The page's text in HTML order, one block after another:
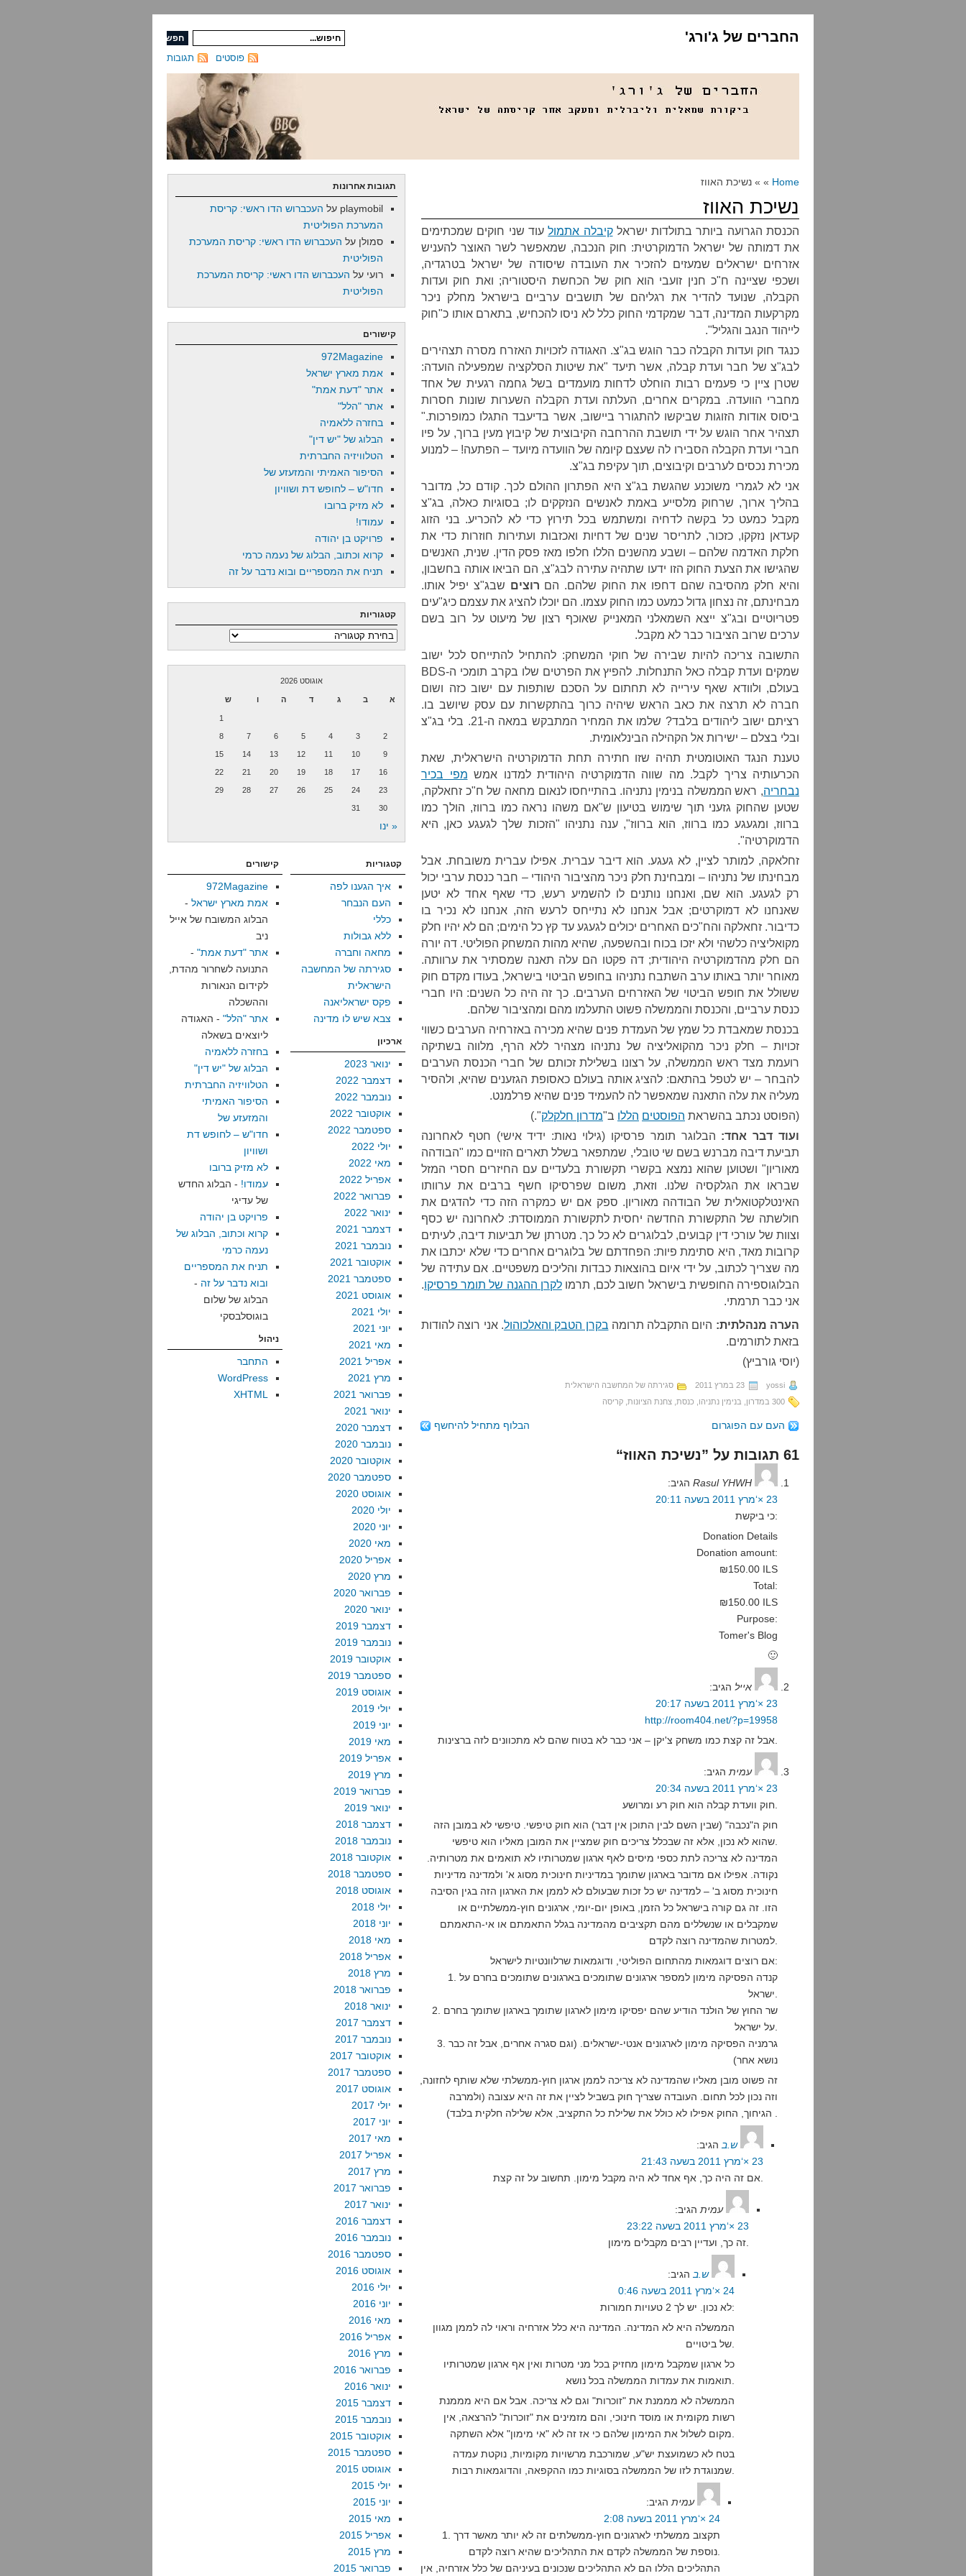
החברים של ג'ורג'
תגובות פוסטים
Home » » נשיכת האווז
נשיכת האווז
הכנסת הגרועה ביותר בתולדות ישראלקיבלה אתמולעוד שני חוקים שמכתימים
את דמותה של ישראל הדמוקרטית: חוק הנכבה, שמאפשר לשר האוצר להעניש
אזרחים ישראלים שמעזים להזכיר את העובדה שיסודה של ישראל בטרגדיה,
ושכפי שציינה ח"כ חנין זועבי הוא חוק של הכחשת היסטוריה; ואת חוק ועדות
הקבלה, שנועד להדיר את רגליהם של תושבים ערביים בישראל מחלק ניכר
מקרקעות המדינה, דבר שמקדמי החוק כלל לא ניסו להכחיש, בתארם אותו כ"חוק
לייהוד הנגב והגליל".
כנגד חוק ועדות הקבלה כבר הוגש בג"צ. האגודה לזכויות האזרח מסרה תצהירים
לבג"צ של חבר ועדת קבלה, אשר תיעד "את שיטות הסלקציה שמפעילה הועדה:
שטרן ציין כי פעמים רבות הוחלט לדחות מועמדים בשל גחמה רגעית של אחד
מחברי הוועדה. במקרים אחרים, העלתה ועדת הקבלה השערות שונות חסרות
ביסוס אודות הזוגות שביקשו להתגורר ביישוב, אשר בדיעבד התגלו כמופרכות."
תצהיר אחר הוגש על ידי תושבת ההרחבה הקיבוצית של קיבוץ מעין ברוך, על פיו
חברי ועדת הקבלה הסבירו לה שעצם קיומה של הוועדה מיועד – הפתעה! – למנוע
מכירת נכסים לערבים וקיבוצים, תוך עקיפת בג"צ.
אני לא לגמרי משוכנע שהגשת בג"צ היא הפתרון ההולם לכך. קודם כל, מדובר
בהליך ארוך, שרחוק מלסייע באמת לאנשים הנזקקים לו; בסוגיות כאלה, בג"צ
מקבל כמעט כל בקשה לדחיה ומשתמש בכל תירוץ כדי לא להכריע. בני הזוג
קעדאן נזקקו, כזכור, לתריסר שנים של דחיות ואכזבות ועתירות חוזרות כדי את
חלקת האדמה שלהם – ושבע מהשנים הללו חלפו מאז פסק הדין. שנית, האנשים
שהגישו את הצעת החוק הזו ידעו שתהיה עתירה לבג"צ, הם הביאו אותה בחשבון,
והיא חלק מהסיבה שהם דחפו את החוק שלהם. הם רוצים שבג"צ יפיל אותו.
מבחינתם, זה נצחון גדול כמעט כמו החוק עצמו. הם יוכלו להציג את עצמם כיג"עים
פטריוטיים ובג"צ ייצא השמאלני המאנייק שאוכף רצון של מיעוט על רוב בשם
ערכים שרוב הציבור כבר לא מקבל.
התשובה צריכה להיות שבירה של חוקי המשחק: להתחיל להתייחס לכל ישוב
שמקים ועדת קבלה כאל התנחלות. להפיץ את הפרטים שלו בקרב תומכי ה-BDS
בעולם, ולוודא שאף עירייה לא תחתום על הסכם שותפות עם ישוב כזה ושום
חברה לא תרצה את כאב הראש שיהיה כרוך בהתקשרות עם עסק שיושב בו.
רציתם ישוב ליהודים בלבד? שלמו את המחיר המתבקש במאה ה-21. בלי בג"צ
ובלי בצלם – ישירות אל הקהילה הבינלאומית.
טענת הנגד האוטומטית תהיה שזו חתירה תחת הדמוקרטיה הישראלית, שאת
הכרעותיה צריך לקבל. מה שווה הדמוקרטיה היהודית למדנו אמש מפי בכיר
נבחריה, ראש הממשלה בנימין נתניהו. בהתייחסו לנאום מחאה של ח"כ זחאלקה,
שטען שהחוק גזעני תוך שימוש בטיעון ש"אם משהו נראה כמו ברווז, הולך כמו
ברווז, ומגעגע כמו ברווז, הוא ברווז", ענה נתניהו "הזכות שלך לגעגע כאן, היא
הדמוקרטיה".
זחלאקה, למותר לציין, לא געגע. הוא דיבר עברית. אפילו עברית משובחת. אבל
מבחינתו של נתניהו – ומבחינת חלק ניכר מהציבור היהודי – חבר כנסת ערבי יכול
רק לגעגע. הוא שם, ואנחנו נותנים לו להשמיע רעש, כדי שאף אחד לא יטען
שאנחנו לא דמוקרטים; אבל אנחנו לא נתייחס לרעש הזה, אנחנו לא נכיר בו
כדיבור. זחאלקה והח"כים האחרים יכולים לגעגע עד קץ כל הימים; הם לא יהיו חלק
מקואליציה כלשהי ולא יזכו בכוח ובהשפעה, שהיא מהות המשחק הפוליטי. דה יורה
הם חלק מהדמוקרטיה היהודית; דה פקטו הם עלה תאנה שמסתיר את ערוותה.
מאוחר יותר באותו ערב השתבח נתניהו בחופש הביטוי בישראל, בעודו מקדם חוק
ששולל את חופש הביטוי של האזרחים הערבים. כך זה היה כל השנים: היו חברי
כנסת ערביים, והכנסת והממשלה פשוט התעלמו מהם ומהציבור שלהם.
בכנסת שמאבדת כל שמץ של העמדת פנים שהיא מכירה באזרחיה הערבים כשווי
זכויות – חלק ניכר מהקואליציה של נתניהו מצהיר ללא הרף, מלווה בשתיקה
רועמת מצד ראש הממשלה, על רצונו בשלילת זכותם של חברי הכנסת הערבים
להבחר – יש לטפל בהתאם: להציג אותה בעולם כאסופת הגזענים שהיא, ולהסיר
מעליה את עלה התאנה שמאפשר לה להעמיד פנים שהיא פרלמנט.
(הפוסט נכתב בהשראת הפוסטים הללו ב"מדרון חלקלק".)
ועוד דבר אחד: הבלוגר תומר פרסיקו (גילוי נאות: ידיד אישי) חטף לאחרונה
תביעת דיבה מברנש בשם שי טובלי, שמתפאר בשלל תארים הזויים כמו "הבודהה
מאוריון" ושטוען שהוא נמצא בקשרי תקשורת בלעדיים עם החיזרים חסרי המזל
שבראו את הגלקסיה שלנו. וזאת, משום שפרסיקו חשף ברבים את ערוותו
האינטלקטואלית של הבודהה מאוריון. ספק אם יש כמקרה הזה כדי להדגים את
חולשתה של התקשורת החדשה יחסית לתקשורת הממוסדת: לאחרונה יש כסף
וצוות של עורכי דין קבועים, לבלוגרים לא כל כך. מטרתן של תביעות דיבה, לעיתים
קרובות מאד, היא סתימת פיות: הפחדתם של בלוגרים אחרים כדי שלא יכתבו את
מה שצריך לכתוב, על ידי איום בהוצאות כבדות והליכים משפטיים. אם עתידה של
הבלוגוספירה החופשית בישראל חשוב לכם, תרמולקרן ההגנה של תומר פרסיקו.
אני כבר תרמתי.
הערה מנהלתית: היום התקבלה תרומה בקרן הטבק והאלכוהול. אני רוצה להודות
בזאת לתורמים.
(יוסי גורביץ)
yossi 23 במרץ 2011
סגירתה של המחשבה הישראלית
300 במדרון
בנימין נתניהו כנסת צחנת הציונות קריסה
העם עם הפוגרום הבלוף מתחיל להיחשף
61 תגובות על ”נשיכת האווז“
Rasul YHWH הגיב:
23 ×‘מרץ 2011 בשעה 20:11
כי ביקשת:
Donation Details
Donation amount:
₪150.00 ILS
Total:
₪150.00 ILS
Purpose:
Tomer's Blog
🙂
אייל הגיב:
23 ×‘מרץ 2011 בשעה 20:17
http://room404.net/?p=19958
עמית הגיב:
23 ×‘מרץ 2011 בשעה 20:34
חוק ה"נכבה" (שבין השם לבין התוכן אין דבר) הוא חוק טיפשי. טיפשי לא במובן הזה
המדינה לא צריכה לתת כספי מיסים לאף ארגון שמטרותיו לא תואמים את מטרותיה.
נקודה. אפילו אם מדובר בארגון שתומך במדיניות חינוכית מסוג א' ולמדינה מדיניות
חינוכית מסוג ב' – למדינה יש כל זכות שבעולם לא לממן את הארגון הזה בגין הסיבה
הזו. זה גם קורה בישראל כל הזמן, באופן יום-יומי, ארגונים חוץ-ממשלתיים או
שמקבלים או שנשללים מהם תקציבים מהמדינה בגלל התאמתם או אי-התאמתם
אם רוצים דוגמאות מהתחום הפוליטי, ודוגמאות שרלוונטיות לישראל:
1. קנדה הפסיקה מימון למספר ארגונים שתומכים בארגונים שתומכים בחרם על
2. שר החוץ של הולנד הודיע שהם יפסיקו מימון לארגון שתומך בארגון שתומך בחרם
3. גרמניה הפסיקה מימון לארגונים אנטי-ישראלים. (וגם סגרה אחרים, אבל זה כבר
נושא אחר)
זה פשוט מובן מאליו שהמדינה לא צריכה לממן ארגון חוץ-ממשלתי שלא שותף לחזונה,
וזה נכון לכל תחום. העובדה שצריך חוק בשביל לציין את זה היא עצובה (ולמרבה
ש.ב הגיב:
23 ×‘מרץ 2011 בשעה 21:43
עמית הגיב:
23 ×‘מרץ 2011 בשעה 23:22
ש.ב הגיב:
24 ×‘מרץ 2011 בשעה 0:46
לא נכון. יש לך 2 טעויות חמורות:
הממשלה היא לא המדינה. המדינה היא כלל אזרחיה וראוי לה לממן מגוון
כל ארגון שמקבל מימון מחזיק בכל מני מטרות ואין אף ארגון שמטרותיו
הממשלה לא מממנת את "זוכרות" וגם לא צריכה. אבל אם היא מממנת
רשות מקומית או מוסד חינוכי, והם מזמינים את "זוכרות" להרצאה, אין
בטח לא כשמועצת יש"ע, שמורכבת מרשויות מקומיות, נוקטת עמדה
עמית הגיב:
24 ×‘מרץ 2011 בשעה 2:08
1. תקצוב ממשלתי לארגונים חוץ-ממשלתים זה לא יותר מאשר דרך
התהליכים הללו הם לא התהליכים שנכונים בעיניהם של כלל אזרחיה, אין
תגובות אחרונות
playmobil על העכברוש הדו ראשי: קריסת
המערכת הפוליטית
סמולן על העכברוש הדו ראשי: קריסת המערכת
הפוליטית
רועי על העכברוש הדו ראשי: קריסת המערכת
הפוליטית
קישורים
972Magazine
אמת מארץ ישראל
אתר "דעת אמת"
אתר "הלל"
בחזרה ללאמיה
הבלוג של "יש דין"
הטלוויזיה החברתית
הסיפור האמיתי והמזעזע של
חדו"ש – לחופש דת ושוויון
לא מזיק ברובו
עמודו!
פרויקט בן יהודה
קרוא וכתוב, הבלוג של נעמה כרמי
תניח את המספריים ובוא נדבר על זה
קטגוריות
קטגוריות
אוגוסט 2026
א ב ג ד ה ו ש
1
2
3
4
5
6
7
8
9
10
11
12
13
14
15
16
17
18
19
20
21
22
23
24
25
26
27
28
29
30
31
« ינו
קטגוריות
איך הגענו לפה
העם הנבחר
כללי
ללא גבולות
מחאה וחברה
סגירתה של המחשבה
הישראלית
פקס ישראליאנה
צבא שיש לו מדינה
ארכיון
ינואר 2023
דצמבר 2022
נובמבר 2022
אוקטובר 2022
ספטמבר 2022
יולי 2022
מאי 2022
אפריל 2022
פברואר 2022
ינואר 2022
דצמבר 2021
נובמבר 2021
אוקטובר 2021
ספטמבר 2021
אוגוסט 2021
יולי 2021
יוני 2021
מאי 2021
אפריל 2021
מרץ 2021
פברואר 2021
ינואר 2021
דצמבר 2020
נובמבר 2020
אוקטובר 2020
ספטמבר 2020
אוגוסט 2020
יולי 2020
יוני 2020
מאי 2020
אפריל 2020
מרץ 2020
פברואר 2020
ינואר 2020
דצמבר 2019
נובמבר 2019
אוקטובר 2019
ספטמבר 2019
אוגוסט 2019
יולי 2019
יוני 2019
מאי 2019
אפריל 2019
מרץ 2019
פברואר 2019
ינואר 2019
דצמבר 2018
נובמבר 2018
אוקטובר 2018
ספטמבר 2018
אוגוסט 2018
יולי 2018
יוני 2018
מאי 2018
אפריל 2018
מרץ 2018
פברואר 2018
ינואר 2018
דצמבר 2017
נובמבר 2017
אוקטובר 2017
ספטמבר 2017
אוגוסט 2017
יולי 2017
יוני 2017
מאי 2017
אפריל 2017
מרץ 2017
פברואר 2017
ינואר 2017
דצמבר 2016
נובמבר 2016
ספטמבר 2016
אוגוסט 2016
יולי 2016
יוני 2016
מאי 2016
אפריל 2016
מרץ 2016
פברואר 2016
ינואר 2016
דצמבר 2015
נובמבר 2015
אוקטובר 2015
ספטמבר 2015
אוגוסט 2015
יולי 2015
יוני 2015
מאי 2015
אפריל 2015
מרץ 2015
פברואר 2015
קישורים
972Magazine
אמת מארץ ישראל -
הבלוג המשובח של אייל
ניב
אתר "דעת אמת" -
התנועה לשחרור מהדת,
לקידום הנאורות
וההשכלה
אתר "הלל" - האגודה
ליוצאים בשאלה
בחזרה ללאמיה
הבלוג של "יש דין"
הטלוויזיה החברתית
הסיפור האמיתי
והמזעזע של
חדו"ש – לחופש דת
ושוויון
לא מזיק ברובו
עמודו! - הבלוג החדש
של עדיגי
פרויקט בן יהודה
קרוא וכתוב, הבלוג של
נעמה כרמי
תניח את המספריים
ובוא נדבר על זה -
הבלוג של שלום
בוגוסלבסקי
ניהול
התחבר
WordPress
XHTML